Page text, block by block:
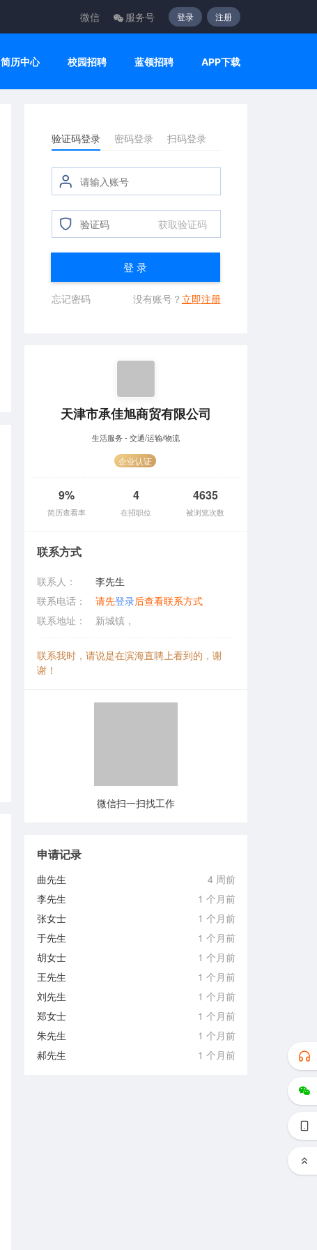
微信 服务号 登录 注册
简历中心 校园招聘 蓝领招聘 APP下载
验证码登录 密码登录 扫码登录
获取验证码
登 录
忘记密码 没有账号？ 立即注册
天津市承佳旭商贸有限公司
生活服务 - 交通/运输/物流
企业认证
9%
简历查看率
4
在招职位
4635
被浏览次数
联系方式
联系人：
李先生
联系电话：
请先登录后查看联系方式
联系地址：
新城镇，
联系我时，请说是在滨海直聘上看到的，谢
谢！
微信扫一扫找工作
申请记录
曲先生
4 周前
李先生
1 个月前
张女士
1 个月前
于先生
1 个月前
胡女士
1 个月前
王先生
1 个月前
刘先生
1 个月前
郑女士
1 个月前
朱先生
1 个月前
郝先生
1 个月前